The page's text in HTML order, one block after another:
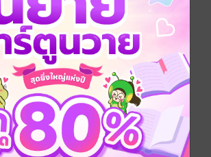
รักสุดอินโน
เซนต์ของเหล่า
ลูกสัตว์ผู้ใสซื่อ
Mimeko Miyako /
ReiMei แปล
Nabu Publishing
การ์ตูน Boy Love /
Yaoi
24 Rating